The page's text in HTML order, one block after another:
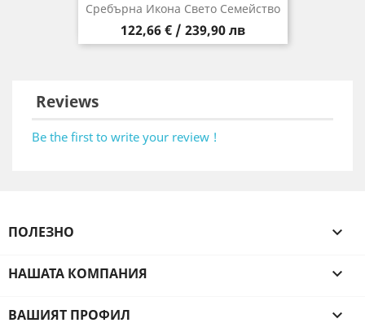
Сребърна Икона Свето Семейство
Цена
122,66 € / 239,90 лв
Reviews
Be the first to write your review !
ПОЛЕЗНО 
НАШАТА КОМПАНИЯ 
ВАШИЯТ ПРОФИЛ 